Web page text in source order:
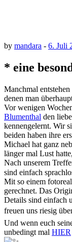
by mandara - 6. Juli
* eine
Manchmal
denen man
Vor wenigen
Blumenthal den
kennengelernt. Wir
beiden haben ihre
Michael hat ganz
länger mal Lust
Nach unserem
sind einfach
Mit so einem
gerechnet. Das
Details sind einfach
freuen uns riesig
Und wenn euch
unbedingt mal HIER